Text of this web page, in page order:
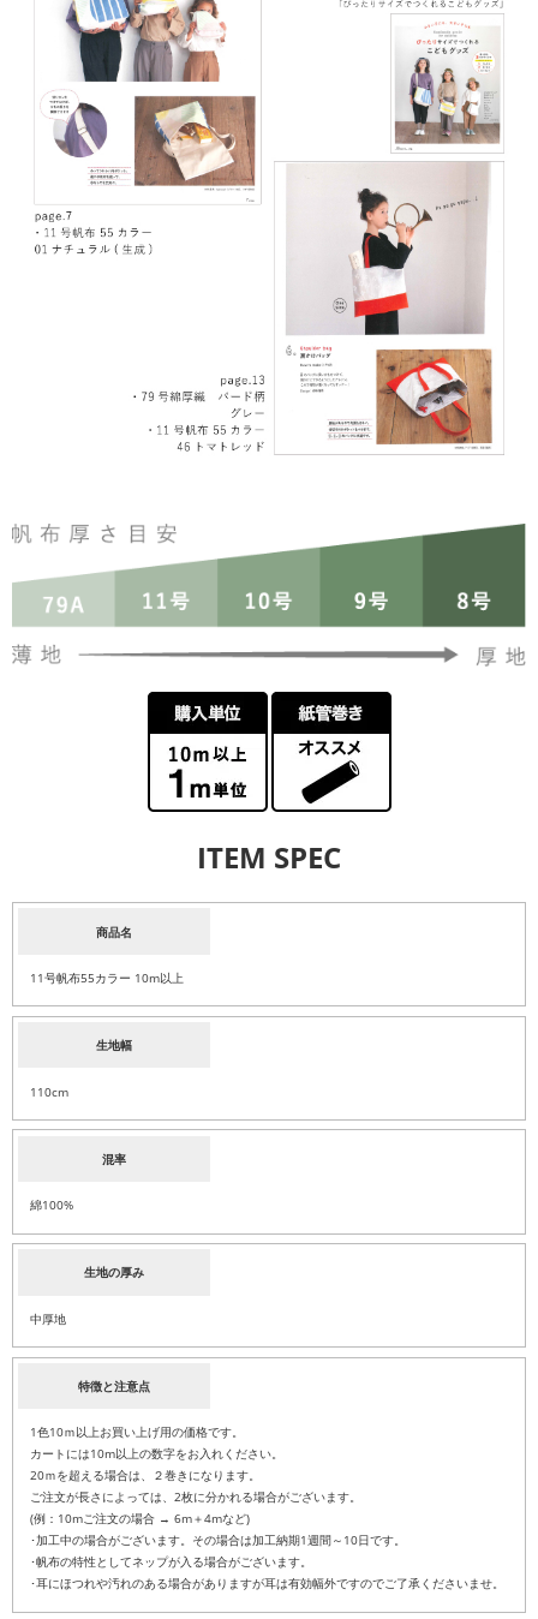
ITEM SPEC
商品名
11号帆布55カラー 10m以上
生地幅
110cm
混率
綿100%
生地の厚み
中厚地
特徴と注意点
1色10ｍ以上お買い上げ用の価格です。
カートには10m以上の数字をお入れください。
20ｍを超える場合は、２巻きになります。
ご注文が長さによっては、2枚に分かれる場合がございます。
(例：10mご注文の場合 → 6m＋4mなど)
･加工中の場合がございます。その場合は加工納期1週間～10日です。
･帆布の特性としてネップが入る場合がございます。
･耳にほつれや汚れのある場合がありますが耳は有効幅外ですのでご了承くださいませ。